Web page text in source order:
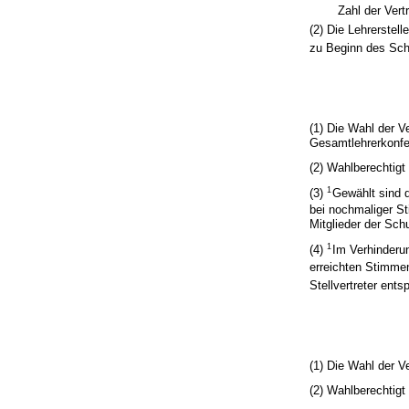
Zahl der
(2) Die
zu Beginn des
(1) Die Wahl der
(2)
(3)1 Gewählt sind
bei nochmaliger
Mitglieder der
(4)1 Im
erreichten
Stellvertreter
(1) Die Wahl der
(2)